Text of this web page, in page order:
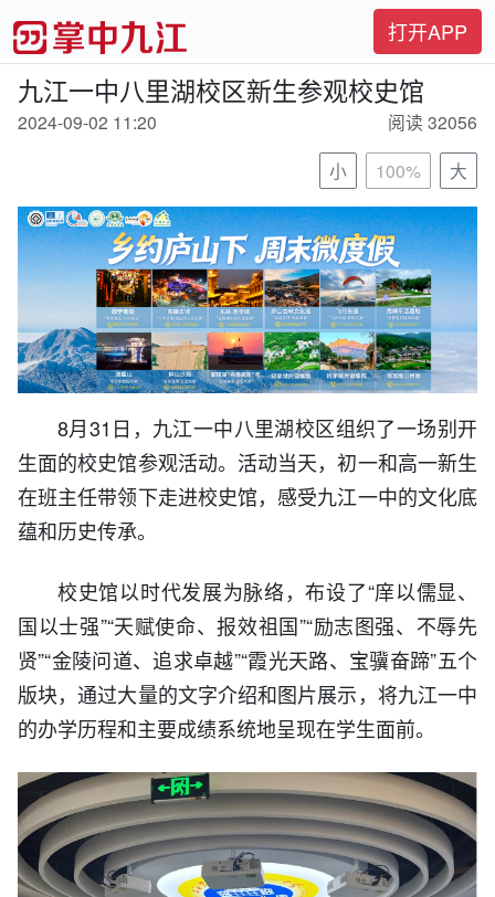
打开APP
九江一中八里湖校区新生参观校史馆
2024-09-02 11:20
阅读 32056
小
100% 大
8月31日，九江一中八里湖校区组织了一场别开
生面的校史馆参观活动。活动当天，初一和高一新生
在班主任带领下走进校史馆，感受九江一中的文化底
蕴和历史传承。
校史馆以时代发展为脉络，布设了“庠以儒显、
国以士强”“天赋使命、报效祖国”“励志图强、不辱先
贤”“金陵问道、追求卓越”“霞光天路、宝骥奋蹄”五个
版块，通过大量的文字介绍和图片展示，将九江一中
的办学历程和主要成绩系统地呈现在学生面前。